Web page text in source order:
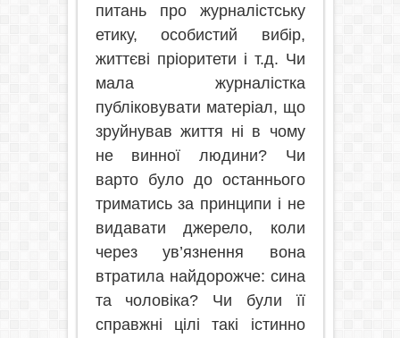
питань про журналістську
етику, особистий вибір,
життєві пріоритети і т.д. Чи
мала журналістка
публіковувати матеріал, що
зруйнував життя ні в чому
не винної людини? Чи
варто було до останнього
триматись за принципи і не
видавати джерело, коли
через ув’язнення вона
втратила найдорожче: сина
та чоловіка? Чи були її
справжні цілі такі істинно